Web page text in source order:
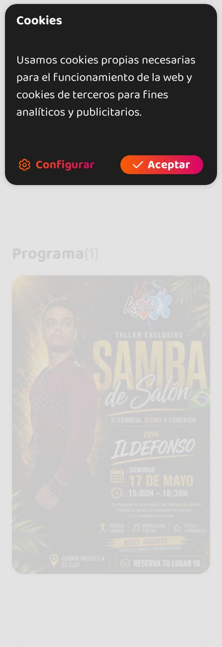
5.0
Barcelona
Montse González, con premios
nacionales e internacionales. Salsa
caleña con raíz colombiana.
Hoy viernes abierto de 17h a
22:30
Cookies
Usamos cookies propias necesarias
para el funcionamiento de la web y
cookies de terceros para fines
analíticos y publicitarios.
Configurar Aceptar